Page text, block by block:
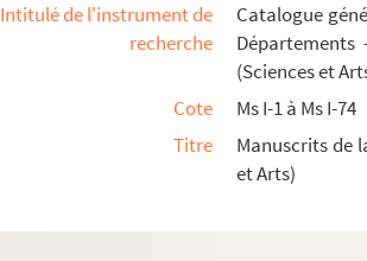
Intitulé de l'instrument de
recherche
Catalogue
(Sciences et
Cote
Ms I-1 à Ms I-74
Titre
Manuscrits de
et Arts)
Ms I-44 a. Leturquier de Longchamps.
Ms I-45. Bartholomaei de Glanvilla. Liber de
Ms I-46. Aristotelis Topica et Analytica
Ms I-47. Cours de Chimie
Ms I-48. Livre de la moralité des nobles et